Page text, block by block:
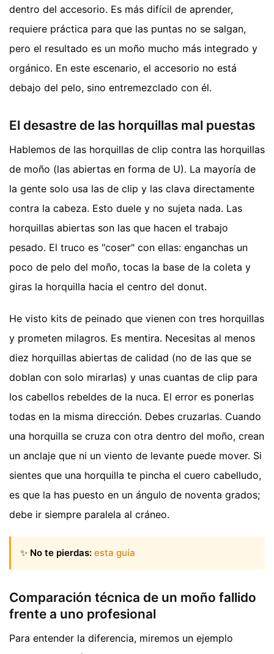
dentro del accesorio. Es más difícil de aprender,
requiere práctica para que las puntas no se salgan,
pero el resultado es un moño mucho más integrado y
orgánico. En este escenario, el accesorio no está
debajo del pelo, sino entremezclado con él.
El desastre de las horquillas mal puestas
Hablemos de las horquillas de clip contra las horquillas
de moño (las abiertas en forma de U). La mayoría de
la gente solo usa las de clip y las clava directamente
contra la cabeza. Esto duele y no sujeta nada. Las
horquillas abiertas son las que hacen el trabajo
pesado. El truco es "coser" con ellas: enganchas un
poco de pelo del moño, tocas la base de la coleta y
giras la horquilla hacia el centro del donut.
He visto kits de peinado que vienen con tres horquillas
y prometen milagros. Es mentira. Necesitas al menos
diez horquillas abiertas de calidad (no de las que se
doblan con solo mirarlas) y unas cuantas de clip para
los cabellos rebeldes de la nuca. El error es ponerlas
todas en la misma dirección. Debes cruzarlas. Cuando
una horquilla se cruza con otra dentro del moño, crean
un anclaje que ni un viento de levante puede mover. Si
sientes que una horquilla te pincha el cuero cabelludo,
es que la has puesto en un ángulo de noventa grados;
debe ir siempre paralela al cráneo.
✨ No te pierdas: esta guía
Comparación técnica de un moño fallido
frente a uno profesional
Para entender la diferencia, miremos un ejemplo